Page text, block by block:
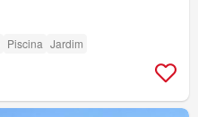
Piscina Jardim